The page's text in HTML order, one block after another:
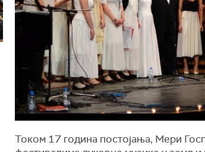
Током 17 година постојања, Мери